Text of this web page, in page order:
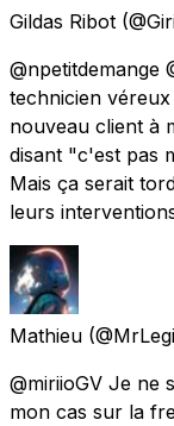
Gildas Ribot
@npetitdemange
technicien
nouveau client à
disant "c'est pas
Mais ça serait
leurs
Mathieu
@miriioGV Je ne
mon cas sur la